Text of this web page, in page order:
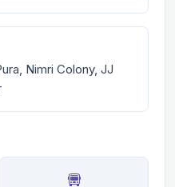
Nimri Colony, JJ